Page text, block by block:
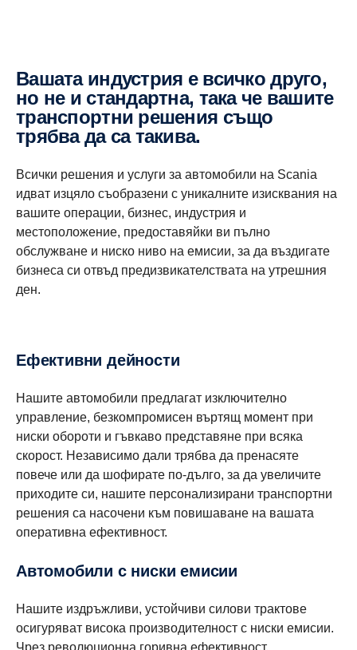
Вашата индустрия е всичко друго,
но не и стандартна, така че вашите
транспортни решения също
трябва да са такива.
Всички решения и услуги за автомобили на Scania
идват изцяло съобразени с уникалните изисквания на
вашите операции, бизнес, индустрия и
местоположение, предоставяйки ви пълно
обслужване и ниско ниво на емисии, за да въздигате
бизнеса си отвъд предизвикателствата на утрешния
ден.
Ефективни дейности
Нашите автомобили предлагат изключително
управление, безкомпромисен въртящ момент при
ниски обороти и гъвкаво представяне при всяка
скорост. Независимо дали трябва да пренасяте
повече или да шофирате по-дълго, за да увеличите
приходите си, нашите персонализирани транспортни
решения са насочени към повишаване на вашата
оперативна ефективност.
Автомобили с ниски емисии
Нашите издръжливи, устойчиви силови трактове
осигуряват висока производителност с ниски емисии.
Чрез революционна горивна ефективност,